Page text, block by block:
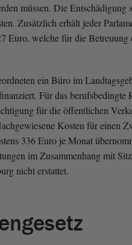
müssen. Die Entschädigung
Zusätzlich erhält jeder
Euro, welche für die Betreuung
ein Büro im
Für das berufsbedingte
für die öffentlichen
Kosten für einen
336 Euro je Monat
im Zusammenhang mit
nicht erstattet.